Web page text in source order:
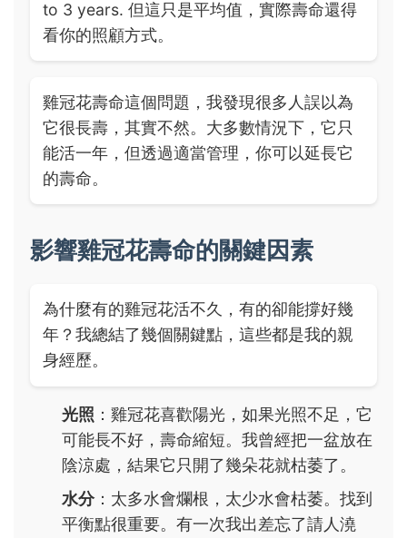
to 3 years. 但這只是平均值，實際壽命還得
看你的照顧方式。
雞冠花壽命這個問題，我發現很多人誤以為
它很長壽，其實不然。大多數情況下，它只
能活一年，但透過適當管理，你可以延長它
的壽命。
影響雞冠花壽命的關鍵因素
為什麼有的雞冠花活不久，有的卻能撐好幾
年？我總結了幾個關鍵點，這些都是我的親
身經歷。
光照 ：雞冠花喜歡陽光，如果光照不足，它
可能長不好，壽命縮短。我曾經把一盆放在
陰涼處，結果它只開了幾朵花就枯萎了。
水分：太多水會爛根，太少水會枯萎。找到
平衡點很重要。有一次我出差忘了請人澆